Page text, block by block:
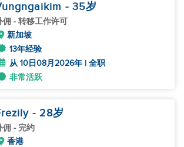
- 35岁
佣 - 转移工作许可
新加坡
13年经验
从 10日08月2026年 | 全职
非常活跃
- 28岁
佣 - 完约
香港